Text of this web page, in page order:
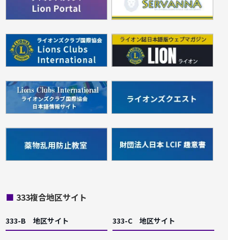
■ 333複合地区サイト
333-B 地区サイト 333-C 地区サイト